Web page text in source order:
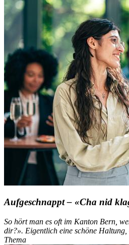
Aufgeschnappt – «Cha nid
So hört man es oft im Kanton Bern,
dir?». Eigentlich eine schöne Haltung,
Thema